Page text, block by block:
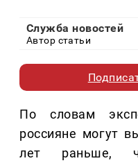
Служба новостей
Автор статьи
По словам
россияне могут
лет раньше,